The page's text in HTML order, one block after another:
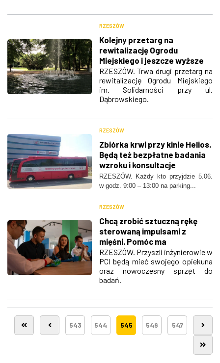
RZESZÓW
Kolejny przetarg na
rewitalizację Ogrodu
Miejskiego i jeszcze wyższe
propozycje wykonawców
RZESZÓW. Trwa drugi przetarg na
rewitalizację Ogrodu Miejskiego
im. Solidarności przy ul.
Dąbrowskiego.
RZESZÓW
Zbiórka krwi przy kinie Helios.
Będą też bezpłatne badania
wzroku i konsultacje
dietetyczne
RZESZÓW. Każdy kto przyjdzie 5.06.
w godz. 9:00 – 13:00 na parking...
RZESZÓW
Chcą zrobić sztuczną rękę
sterowaną impulsami z
mięśni. Pomóc ma
Podkarpackie Centrum
Innowacji
RZESZÓW. Przyszli inżynierowie w
PCI będą mieć swojego opiekuna
oraz nowoczesny sprzęt do
badań.
543 544 545 546 547